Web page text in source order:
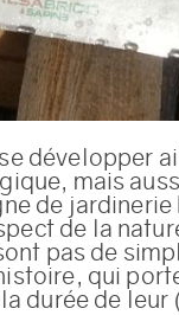
développer
mais
de
de la
pas de
qui
durée de leur